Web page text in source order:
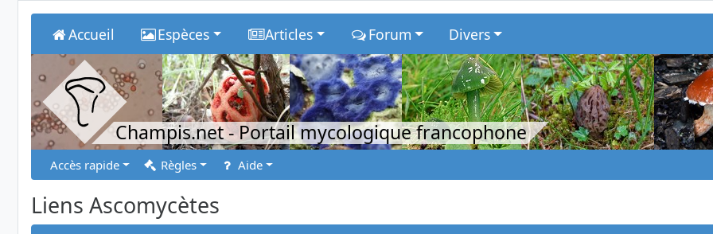
Accueil Espèces Articles Forum Divers
Champis.net- Portail mycologique francophone
Accès rapide Règles Aide
Liens Ascomycètes